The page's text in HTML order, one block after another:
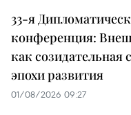
33-я
конференция:
как созидательная
эпохи развития
01/08/2026 09:27